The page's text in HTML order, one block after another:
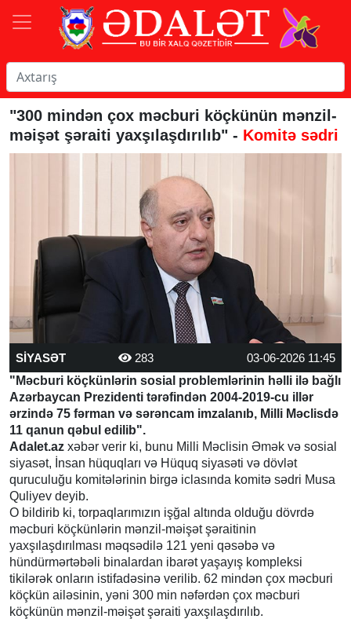
"300 mindən çox məcburi köçkünün mənzil-
məişət şəraiti yaxşılaşdırılıb" - Komitə sədri
SİYASƏT 283
03-06-2026 11:45
"Məcburi köçkünlərin sosial problemlərinin həlli ilə bağlı
Azərbaycan Prezidenti tərəfindən 2004-2019-cu illər
ərzində 75 fərman və sərəncam imzalanıb, Milli Məclisdə
11 qanun qəbul edilib".
Adalet.az xəbər verir ki, bunu Milli Məclisin Əmək və sosial
siyasət, İnsan hüquqları və Hüquq siyasəti və dövlət
quruculuğu komitələrinin birgə iclasında komitə sədri Musa
Quliyev deyib.
O bildirib ki, torpaqlarımızın işğal altında olduğu dövrdə
məcburi köçkünlərin mənzil-məişət şəraitinin
yaxşılaşdırılması məqsədilə 121 yeni qəsəbə və
hündürmərtəbəli binalardan ibarət yaşayış kompleksi
tikilərək onların istifadəsinə verilib. 62 mindən çox məcburi
köçkün ailəsinin, yəni 300 min nəfərdən çox məcburi
köçkünün mənzil-məişət şəraiti yaxşılaşdırılıb.